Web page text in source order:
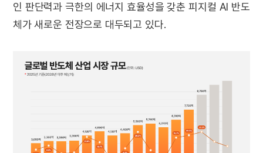
인 판단력과 극한의 에너지 효율성을 갖춘 피지컬 AI 반도
체가 새로운 전장으로 대두되고 있다.